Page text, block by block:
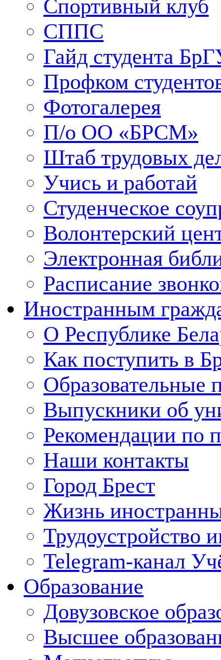
Спортивный клуб
СППС
Гайд студента
Профком
Фотогалерея
П/о ОО «БРСМ»
Штаб трудовых
Учись и работай
Студенческое
Волонтерский
Электронная
Расписание
Иностранным
О Республике
Как поступить в
Образовательные
Выпускники об
Рекомендации по
Наши контакты
Город Брест
Жизнь
Трудоустройство
Telegram-канал
Образование
Довузовское
Высшее